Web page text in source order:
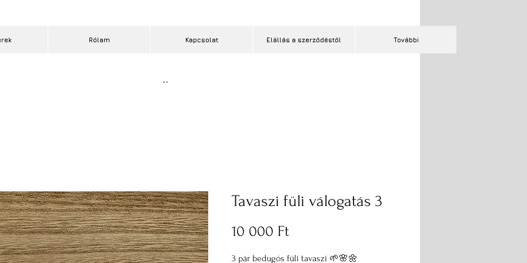
Rólam Kapcsolat Elállás a szerződéstől További
..
Tavaszi füli válogatás 3
10 000 FtÁr
3 pár bedugós füli tavaszi 🌱🌸🌼